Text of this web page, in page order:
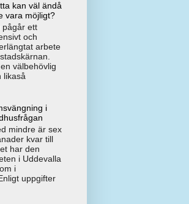
kan väl ändå
vara möjligt?
pågår ett
och
arbete
välbehövlig
likaså
i
mindre är sex
kvar till
har den
i Uddevalla
i
uppgifter